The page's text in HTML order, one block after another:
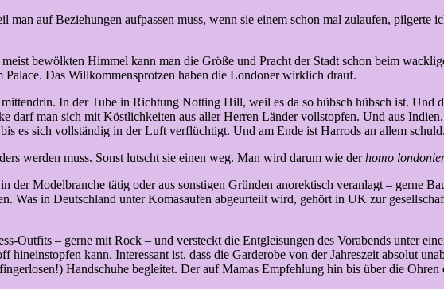
auf Beziehungen aufpassen muss, wenn sie einem schon mal zulaufen, pilgerte
bewölkten Himmel kann man die Größe und Pracht der Stadt schon beim
Das Willkommensprotzen haben die Londoner wirklich drauf.
In der Tube in Richtung Notting Hill, weil es da so hübsch hübsch ist. Und
darf man sich mit Köstlichkeiten aus aller Herren Länder vollstopfen. Und aus
es sich vollständig in der Luft verflüchtigt. Und am Ende ist Harrods an allem schuld.
werden muss. Sonst lutscht sie einen weg. Man wird darum wie derhomo
der Modelbranche tätig oder aus sonstigen Gründen anorektisch veranlagt – gerne
Was in Deutschland unter Komasaufen abgeurteilt wird, gehört in UK zur
Outfits – gerne mit Rock – und versteckt die Entgleisungen des Vorabends unter
kann. Interessant ist, dass die Garderobe von der Jahreszeit absolut
Handschuhe begleitet. Der auf Mamas Empfehlung hin bis über die